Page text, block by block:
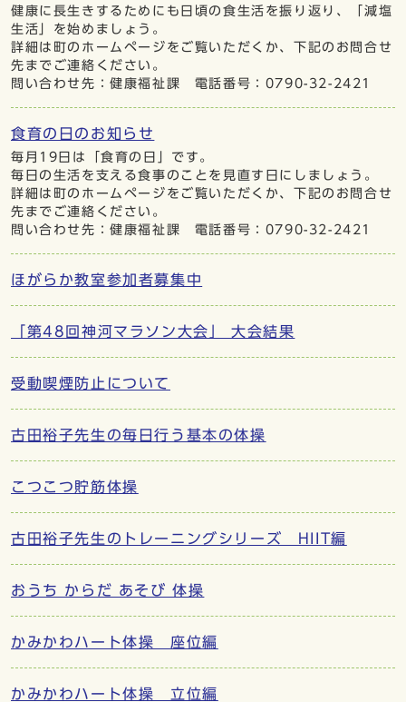
健康に長生きするためにも日頃の食生活を振り返り、「減塩
生活」を始めましょう。
詳細は町のホームページをご覧いただくか、下記のお問合せ
先までご連絡ください。
問い合わせ先：健康福祉課 電話番号：0790-32-2421
食育の日のお知らせ
毎月19日は「食育の日」です。
毎日の生活を支える食事のことを見直す日にしましょう。
詳細は町のホームページをご覧いただくか、下記のお問合せ
先までご連絡ください。
問い合わせ先：健康福祉課 電話番号：0790-32-2421
ほがらか教室参加者募集中
「第48回神河マラソン大会」 大会結果
受動喫煙防止について
古田裕子先生の毎日行う基本の体操
こつこつ貯筋体操
古田裕子先生のトレーニングシリーズ HIIT編
おうち からだ あそび 体操
かみかわハート体操 座位編
かみかわハート体操 立位編